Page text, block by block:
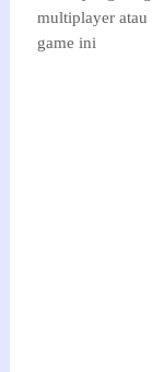
multiplayer
game ini